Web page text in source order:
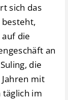
sich das
die
an
die
mit
im